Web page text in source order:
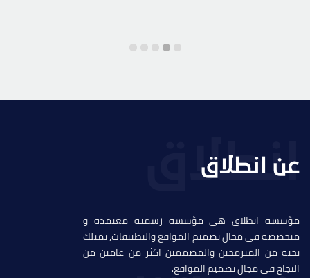
عن انطلاق
مؤسسة انطلاق هي مؤسسة رسمية معتمدة و
متخصصة في مجال تصميم المواقع والتطبيقات, نمتلك
نخبة من المبرمحين والمصممين اكثر من عامين من
النجاح في مجال تصميم المواقع.